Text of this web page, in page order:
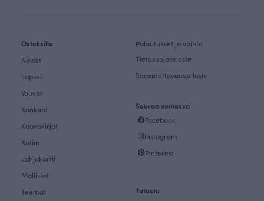
Ostoksille
Naiset
Lapset
Vauvat
Kankaat
Kaavakirjat
Kotiin
Lahjakortit
Mallistot
Teemat
Palautukset ja vaihto
Tietosuojaseloste
Saavutettavuusseloste
Seuraa somessa
Facebook
Instagram
Pinterest
Tutustu